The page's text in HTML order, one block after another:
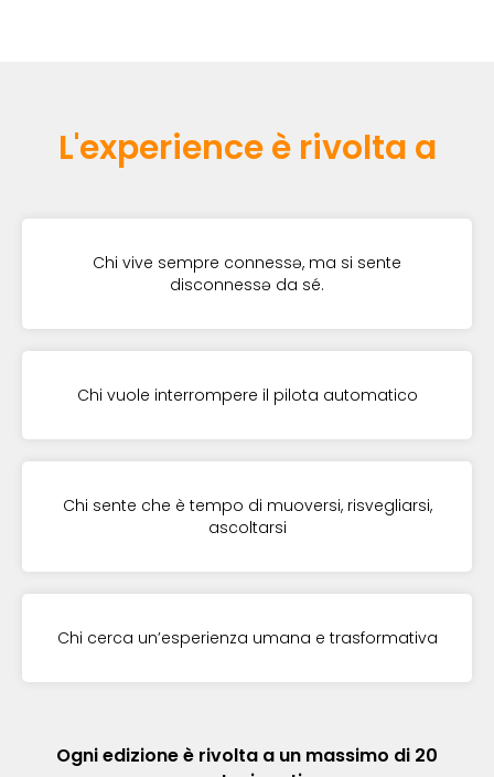
L'experience è rivolta a
Chi vive sempre connessə, ma si sente
disconnessə da sé.
Chi vuole interrompere il pilota automatico
Chi sente che è tempo di muoversi, risvegliarsi,
ascoltarsi
Chi cerca un’esperienza umana e trasformativa
Ogni edizione è rivolta a un massimo di 20